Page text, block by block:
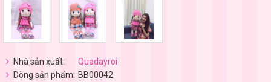
Nhà sản xuất:
Quadayroi
Dòng sản phẩm: BB00042